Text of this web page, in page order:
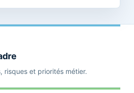
risques et priorités métier.